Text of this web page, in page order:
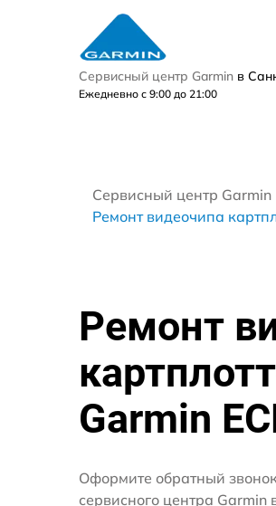
Сервисный центр Garmin в
Ежедневно с 9:00 до 21:00
Сервисный центр Garmin
Ремонт видеочипа
Ремонт
Garmin
Оформите обратный
сервисного центра Garmin